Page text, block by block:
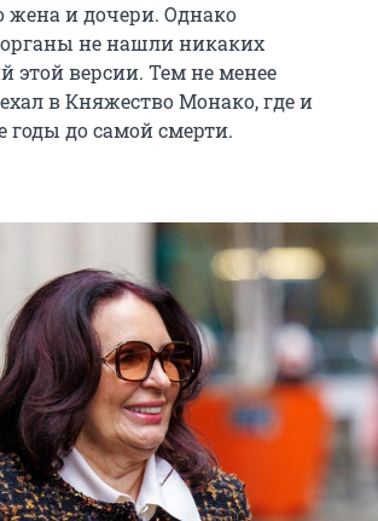
жена и дочери. Однако
не нашли никаких
этой версии. Тем не менее
в Княжество Монако, где и
годы до самой смерти.